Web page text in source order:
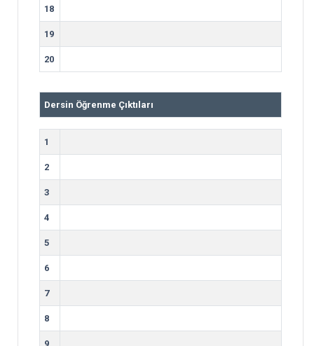
18
19
20
Dersin Öğrenme Çıktıları
1
2
3
4
5
6
7
8
9